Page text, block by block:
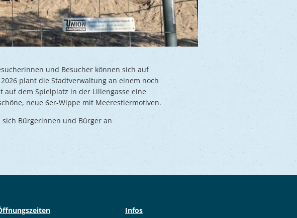
und Besucher können sich auf
plant die Stadtverwaltung an einem noch
dem Spielplatz in der Lillengasse eine
neue 6er-Wippe mit Meerestiermotiven.
Bürgerinnen und Bürger an
Infos